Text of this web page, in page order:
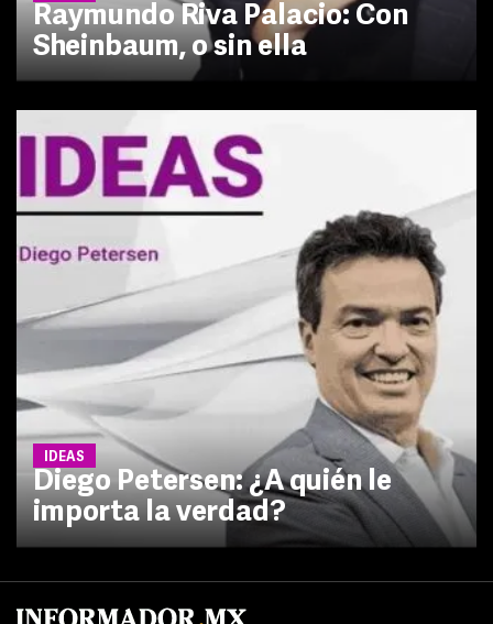
Raymundo Riva Palacio: Con
Sheinbaum, o sin ella
IDEAS
Diego Petersen: ¿A quién le
importa la verdad?